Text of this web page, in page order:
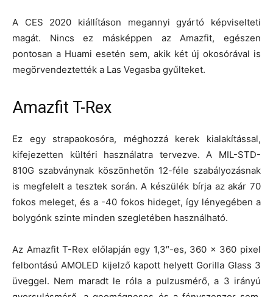
A CES 2020 kiállításon megannyi gyártó képviselteti
magát. Nincs ez másképpen az Amazfit, egészen
pontosan a Huami esetén sem, akik két új okosórával is
megörvendeztették a Las Vegasba gyűlteket.
Amazfit T-Rex
Ez egy strapaokosóra, méghozzá kerek kialakítással,
kifejezetten kültéri használatra tervezve. A MIL-STD-
810G szabványnak köszönhetőn 12-féle szabályozásnak
is megfelelt a tesztek során. A készülék bírja az akár 70
fokos meleget, és a -40 fokos hideget, így lényegében a
bolygónk szinte minden szegletében használható.
Az Amazfit T-Rex előlapján egy 1,3″-es, 360 x 360 pixel
felbontású AMOLED kijelző kapott helyett Gorilla Glass 3
üveggel. Nem maradt le róla a pulzusmérő, a 3 irányú